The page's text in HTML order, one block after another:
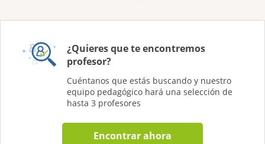
¿Quieres que te encontremos
profesor?
Cuéntanos que estás buscando y nuestro
equipo pedagógico hará una selección de
hasta 3 profesores
Encontrar ahora